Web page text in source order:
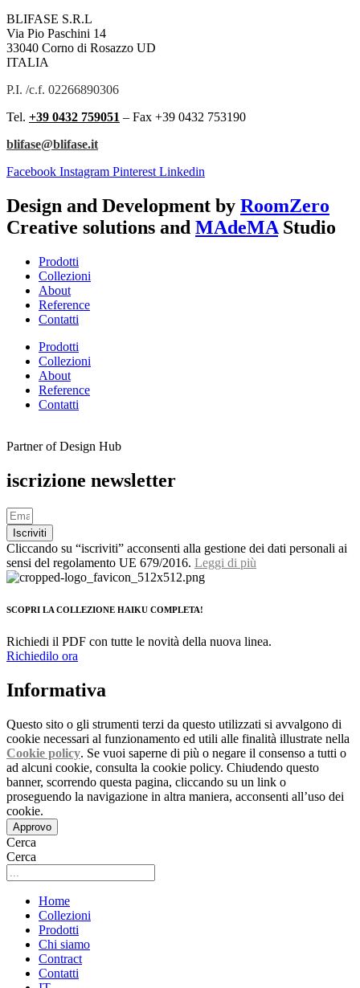
BLIFASE S.R.L
Via Pio Paschini 14
33040 Corno di Rosazzo UD
ITALIA
P.I. /c.f. 02266890306
Tel. +39 0432 759051 – Fax +39 0432 753190
blifase@blifase.it
Facebook Instagram Pinterest Linkedin
Design and Development by RoomZero
Creative solutions and MAdeMAStudio
Prodotti
Collezioni
About
Reference
Contatti
Prodotti
Collezioni
About
Reference
Contatti
Partner of Design Hub
iscrizione newsletter
Iscriviti
Cliccando su “iscriviti” acconsenti alla gestione dei dati personali ai
sensi del regolamento UE 679/2016. Leggi di più
SCOPRI LA COLLEZIONE HAIKU COMPLETA!
Richiedi il PDF con tutte le novità della nuova linea.
Richiedilo ora
Informativa
Questo sito o gli strumenti terzi da questo utilizzati si avvalgono di
cookie necessari al funzionamento ed utili alle finalità illustrate nella
Cookie policy. Se vuoi saperne di più o negare il consenso a tutti o
ad alcuni cookie, consulta la cookie policy. Chiudendo questo
banner, scorrendo questa pagina, cliccando su un link o
proseguendo la navigazione in altra maniera, acconsenti all’uso dei
cookie.
Approvo
Cerca
Cerca
Home
Collezioni
Prodotti
Chi siamo
Contract
Contatti